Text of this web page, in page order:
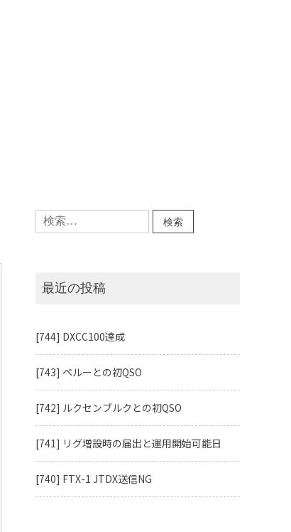
検
索:
最近の投稿
[744] DXCC100達成
[743] ペルーとの初QSO
[742] ルクセンブルクとの初QSO
[741] リグ増設時の届出と運用開始可能日
[740] FTX-1 JTDX送信NG